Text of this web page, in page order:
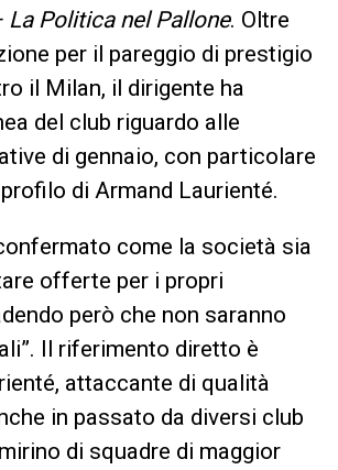
La Politica nel Pallone. Oltre
per il pareggio di prestigio
il Milan, il dirigente ha
del club riguardo alle
di gennaio, con particolare
di Armand Laurienté.
come la società sia
offerte per i propri
però che non saranno
Il riferimento diretto è
attaccante di qualità
in passato da diversi club
di squadre di maggior